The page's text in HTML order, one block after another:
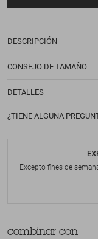
DESCRIPCIÓN
CONSEJO DE TAMAÑO
DETALLES
¿TIENE ALGUNA
Excepto fines de
combinar con